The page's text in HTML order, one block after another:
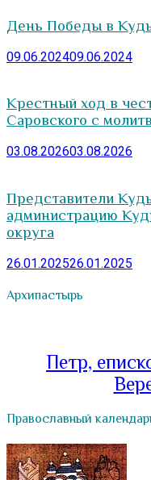
День Победы в
09.06.202409.06.2024
Крестный ход в
Саровского с
03.08.202603.08.2026
Представители
администрацию
округа
26.01.202526.01.2025
Архипастырь
Петр,
Православный